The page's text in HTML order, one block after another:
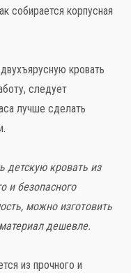
собирается корпусная
кровать
следует
лучше сделать
детскую кровать из
и безопасного
можно изготовить
дешевле.
из прочного и